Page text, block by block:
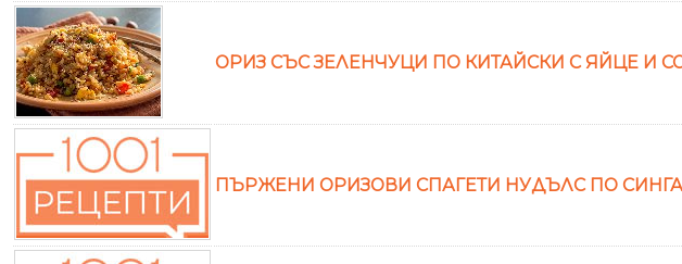
ОРИЗ СЪС ЗЕЛЕНЧУЦИ ПО КИТАЙСКИ С ЯЙЦЕ И
ПЪРЖЕНИ ОРИЗОВИ СПАГЕТИ НУДЪЛС ПО